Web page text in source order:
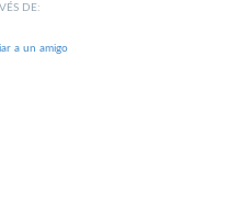
DE:
a un amigo